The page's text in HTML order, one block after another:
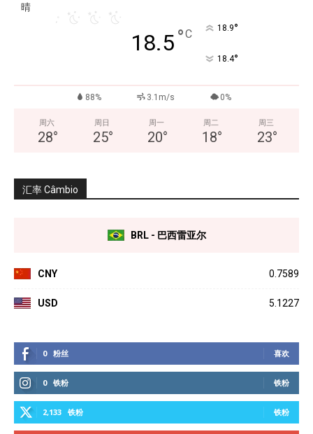
晴
18.5°C 18.9°
18.4°
88% 3.1m/s 0%
周六
28°
周日
25°
周一
20°
周二
18°
周三
23°
汇率 Câmbio
BRL - 巴西雷亚尔
CNY 0.7589
USD 5.1227
0 粉丝 喜欢
0 铁粉 铁粉
2,133 铁粉 铁粉